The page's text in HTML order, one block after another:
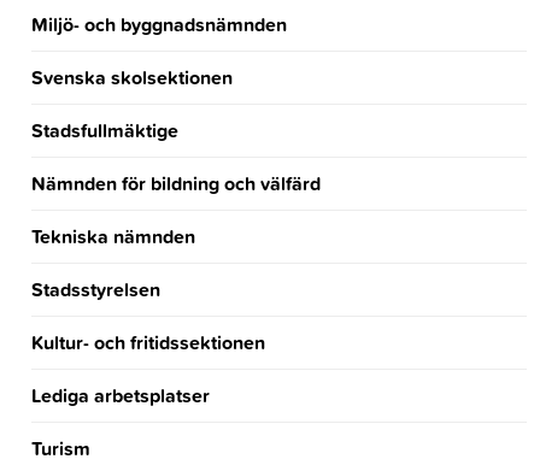
Miljö- och byggnadsnämnden
Svenska skolsektionen
Stadsfullmäktige
Nämnden för bildning och välfärd
Tekniska nämnden
Stadsstyrelsen
Kultur- och fritidssektionen
Lediga arbetsplatser
Turism